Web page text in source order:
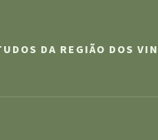
DA REGIÃO DOS